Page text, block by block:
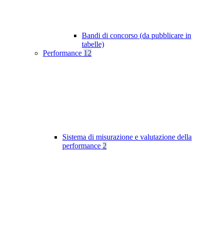
Bandi di concorso (da pubblicare in
tabelle)
Performance 12
Sistema di misurazione e valutazione della
performance 2